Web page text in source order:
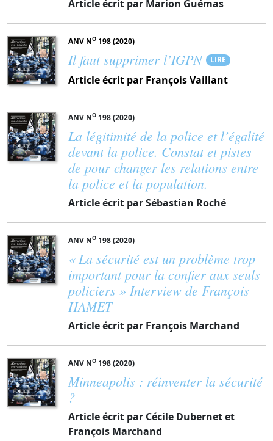
Article écrit par Marion Guémas
ANV NO 198 (2020)
Il faut supprimer l’IGPN LIRE
Article écrit par François Vaillant
ANV NO 198 (2020)
La légitimité de la police et l’égalité
devant la police. Constat et pistes
de pour changer les relations entre
la police et la population.
Article écrit par Sébastian Roché
ANV NO 198 (2020)
« La sécurité est un problème trop
important pour la confier aux seuls
policiers » Interview de François
HAMET
Article écrit par François Marchand
ANV NO 198 (2020)
Minneapolis : réinventer la sécurité
?
Article écrit par Cécile Dubernet et
François Marchand